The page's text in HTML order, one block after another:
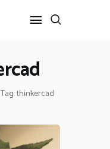
Tag: thinkercad